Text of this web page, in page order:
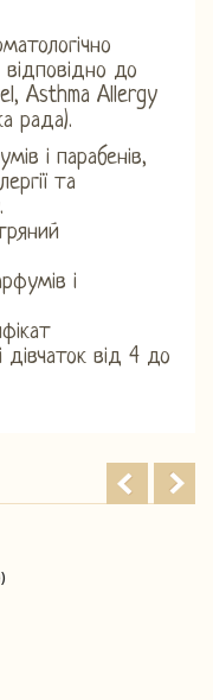
відповідно до
Asthma Allergy
рада).
і парабенів,
та
і
дівчаток від 4 до